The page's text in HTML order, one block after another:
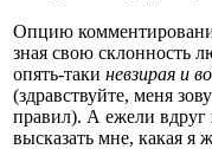
Опцию
зная свою склонность
опять-таки невзирая и
(здравствуйте, меня
правил). А ежели
высказать мне, какая я